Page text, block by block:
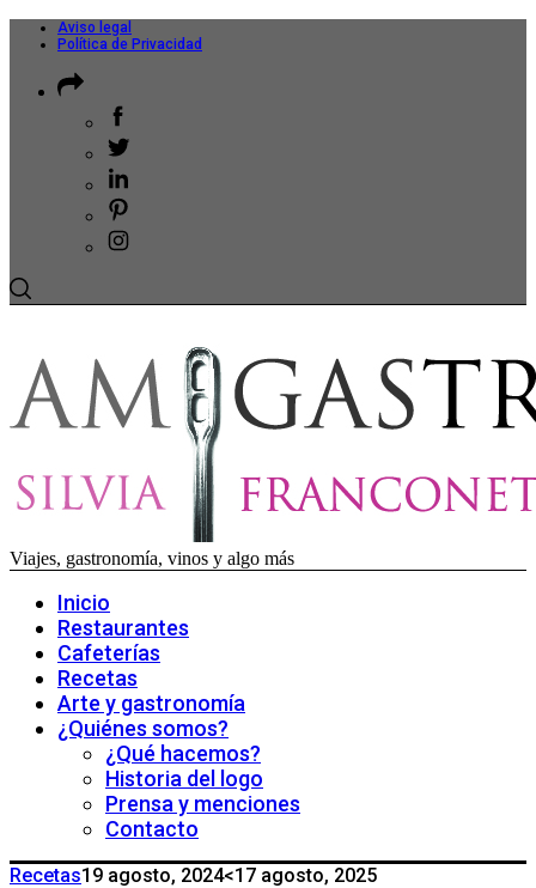
Aviso legal
Política de Privacidad
Viajes, gastronomía, vinos y algo más
Inicio
Restaurantes
Cafeterías
Recetas
Arte y gastronomía
¿Quiénes somos?
¿Qué hacemos?
Historia del logo
Prensa y menciones
Contacto
Recetas19 agosto, 2024<17 agosto, 2025